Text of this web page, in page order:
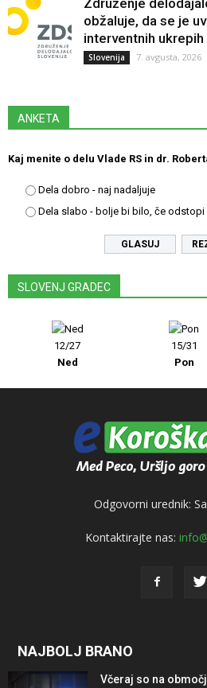
Združenje
obžaluje, da se je
interventnih ukrepih
Slovenija 7. avgusta, 2026
ANKETA
Kaj menite o delu Vlade RS in dr.
Dela dobro - naj nadaljuje
Dela slabo - bolje bi bilo, če odstopi
SLOVENJ GRADEC
12/27
Ned
15/31
Pon
Odgovorni urednik:
Kontaktirajte nas:
NAJBOLJ BRANO
Včeraj so na